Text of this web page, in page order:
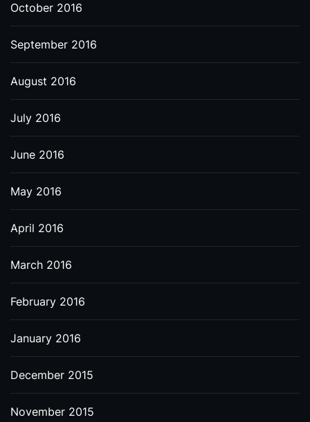
October 2016
September 2016
August 2016
July 2016
June 2016
May 2016
April 2016
March 2016
February 2016
January 2016
December 2015
November 2015